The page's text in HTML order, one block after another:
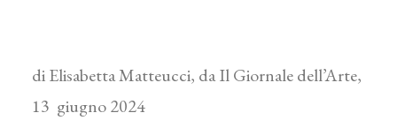
di Elisabetta Matteucci, da Il Giornale dell’Arte,
13 giugno 2024